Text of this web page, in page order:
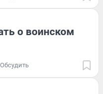
о воинском
Обсудить